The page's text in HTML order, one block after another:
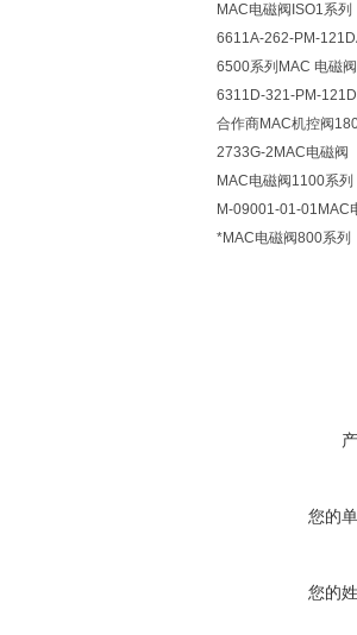
MAC电磁阀ISO1系列
6611A-262-PM-
6500系列MAC 电磁阀
6311D-321-PM-
合作商MAC机控阀
2733G-2MAC电磁阀
MAC电磁阀1100系列
M-09001-01-01MAC
*MAC电磁阀800系列
您的
您的